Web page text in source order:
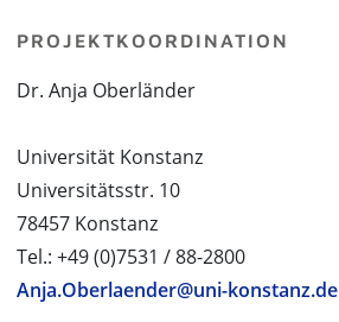
PROJEKTKOORDINATION
Dr. Anja Oberländer
Universität Konstanz
Universitätsstr. 10
78457 Konstanz
Tel.: +49 (0)7531 / 88-2800
Anja.Oberlaender@uni-konstanz.de